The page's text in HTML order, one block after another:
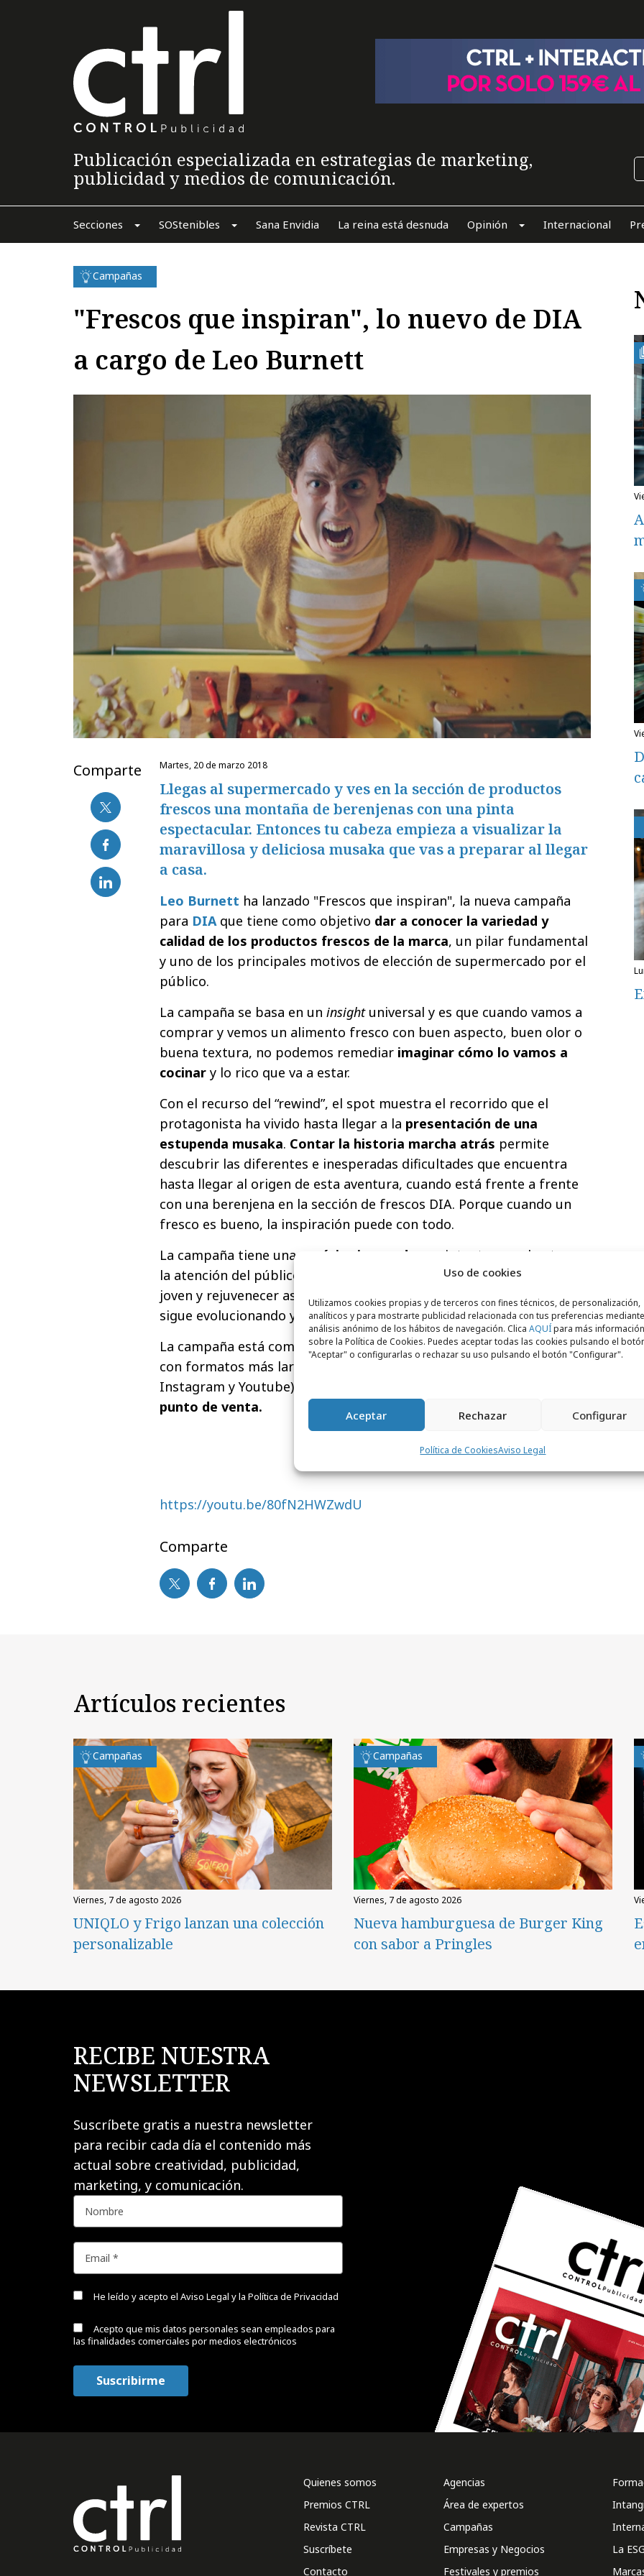
Uso de cookies
Utilizamos cookies propias y de terceros con fines técnicos, de personalización,
analíticos y para mostrarte publicidad relacionada con tus preferencias
análisis anónimo de los hábitos de navegación. Clica AQUÍpara más información
sobre la Política de Cookies. Puedes aceptar todas las cookies pulsando el
"Aceptar" o configurarlas o rechazar su uso pulsando el botón "Configurar".
Aceptar Rechazar Configurar
Política de CookiesAviso Legal
Publicación especializada en estrategias de marketing,
publicidad y medios de comunicación.
Secciones SOStenibles Sana Envidia La reina está desnuda Opinión Internacional
Campañas
"Frescos que inspiran", lo nuevo de DIA
a cargo de Leo Burnett
Comparte martes, 20 de marzo 2018
Llegas al supermercado y ves en la sección de productos
frescos una montaña de berenjenas con una pinta
espectacular. Entonces tu cabeza empieza a visualizar la
maravillosa y deliciosa musaka que vas a preparar al llegar
a casa.
Leo Burnett ha lanzado "Frescos que inspiran", la nueva campaña
para DIAque tiene como objetivo dar a conocer la variedad y
calidad de los productos frescos de la marca, un pilar fundamental
y uno de los principales motivos de elección de supermercado por el
público.
La campaña se basa en un insightuniversal y es que cuando vamos a
comprar y vemos un alimento fresco con buen aspecto, buen olor o
buena textura, no podemos remediar imaginar cómo lo vamos a
cocinar y lo rico que va a estar.
Con el recurso del “rewind”, el spot muestra el recorrido que el
protagonista ha vivido hasta llegar a la presentación de una
estupenda musaka. Contar la historia marcha atrás permite
descubrir las diferentes e inesperadas dificultades que encuentra
hasta llegar al origen de esta aventura, cuando está frente a frente
con una berenjena en la sección de frescos DIA. Porque cuando un
fresco es bueno, la inspiración puede con todo.
La campaña tiene una estética innovadora
e intenta no solo atraer
la atención del público habitual, sino también de un segmento más
joven y rejuvenecer así la imagen de la enseña demostrando que DIA
sigue evolucionando y modernizándose.
La campaña está compuesta porspotsde 45", 30" y 20", y contará
con formatos más largos en las
Instagram y Youtube), además de
punto de venta.
https://youtu.be/80fN2HWZwdU
Comparte
Artículos recientes
Campañas
viernes, 7 de agosto 2026
UNIQLO y Frigo lanzan una colección
personalizable
Campañas
viernes, 7 de agosto 2026
Nueva hamburguesa de Burger King
con sabor a Pringles
RECIBE NUESTRA
NEWSLETTER
Suscríbete gratis a nuestra newsletter
para recibir cada día el contenido más
actual sobre creatividad, publicidad,
marketing, y comunicación.
He leído y acepto el Aviso Legal y la Política de Privacidad
Acepto que mis datos personales sean empleados para
las finalidades comerciales por medios electrónicos
Quienes somos
Premios CTRL
Revista CTRL
Suscríbete
Contacto
Agencias
Área de expertos
Campañas
Empresas y Negocios
Festivales y premios
La